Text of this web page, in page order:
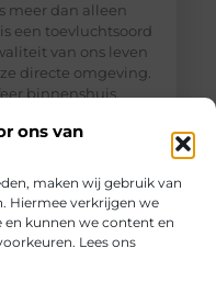
ons van
maken wij gebruik van
Hiermee verkrijgen we
en kunnen we content en
Lees ons
meer dan alleen
een toevluchtsoord
van ons leven
directe omgeving.
binnenshuis,